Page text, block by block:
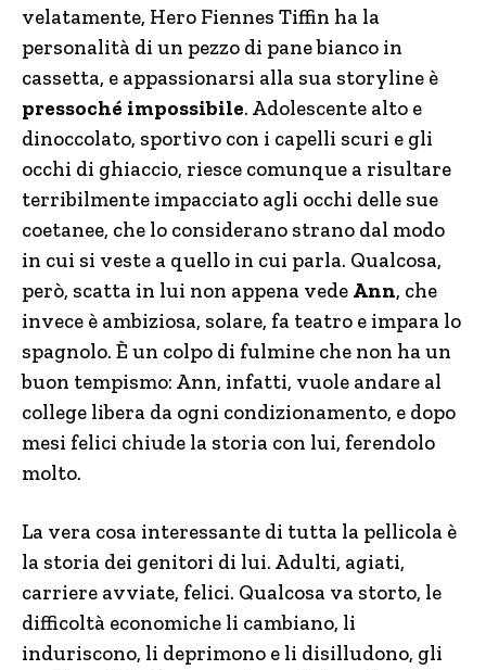
velatamente, Hero Fiennes Tiffin ha la
personalità di un pezzo di pane bianco in
cassetta, e appassionarsi alla sua storyline è
pressoché impossibile. Adolescente alto e
dinoccolato, sportivo con i capelli scuri e gli
occhi di ghiaccio, riesce comunque a risultare
terribilmente impacciato agli occhi delle sue
coetanee, che lo considerano strano dal modo
in cui si veste a quello in cui parla. Qualcosa,
però, scatta in lui non appena vede Ann, che
invece è ambiziosa, solare, fa teatro e impara lo
spagnolo. È un colpo di fulmine che non ha un
buon tempismo: Ann, infatti, vuole andare al
college libera da ogni condizionamento, e dopo
mesi felici chiude la storia con lui, ferendolo
molto.
La vera cosa interessante di tutta la pellicola è
la storia dei genitori di lui. Adulti, agiati,
carriere avviate, felici. Qualcosa va storto, le
difficoltà economiche li cambiano, li
induriscono, li deprimono e li disilludono, gli